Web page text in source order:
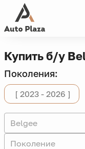
Купить б/у
Поколения:
[ 2023 - 2026 ]
Belgee
Поколение